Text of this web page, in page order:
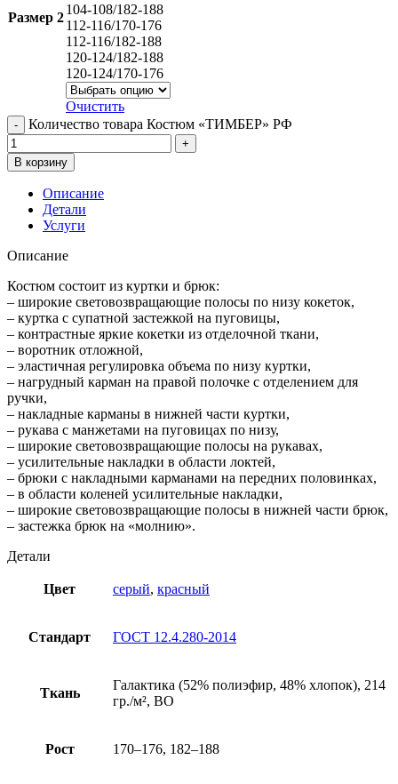
Размер 2
104-108/182-188
112-116/170-176
112-116/182-188
120-124/182-188
120-124/170-176
Очистить
Количество товара Костюм «ТИМБЕР» РФ
В корзину
Описание
Детали
Услуги
Описание
Костюм состоит из куртки и брюк:
– широкие световозвращающие полосы по низу кокеток,
– куртка с супатной застежкой на пуговицы,
– контрастные яркие кокетки из отделочной ткани,
– воротник отложной,
– эластичная регулировка объема по низу куртки,
– нагрудный карман на правой полочке с отделением для
ручки,
– накладные карманы в нижней части куртки,
– рукава с манжетами на пуговицах по низу,
– широкие световозвращающие полосы на рукавах,
– усилительные накладки в области локтей,
– брюки с накладными карманами на передних половинках,
– в области коленей усилительные накладки,
– широкие световозвращающие полосы в нижней части брюк,
– застежка брюк на «молнию».
Детали
Цвет серый, красный
Стандарт ГОСТ 12.4.280-2014
Ткань
Галактика (52% полиэфир, 48% хлопок), 214
гр./м², ВО
Рост 170–176, 182–188